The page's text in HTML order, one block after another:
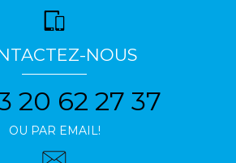
NOUS
20 62 27 37
OU PAR EMAIL!